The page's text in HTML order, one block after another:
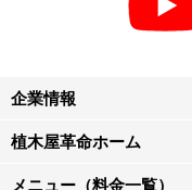
企業情報
植木屋革命ホーム
メニュー（料金一覧）